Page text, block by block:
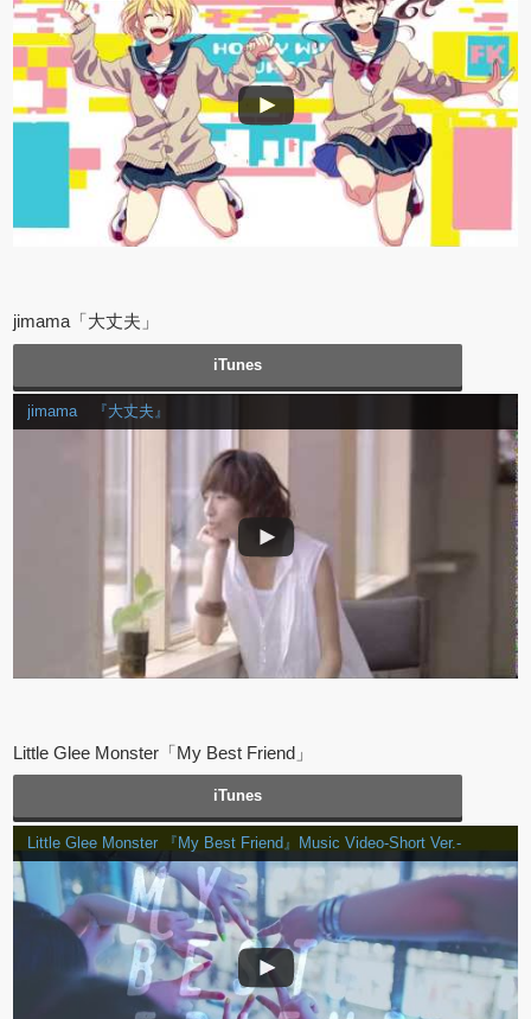
jimama「大丈夫」
iTunes
jimama 『大丈夫』
Little Glee Monster「My Best Friend」
iTunes
Little Glee Monster 『My Best Friend』Music Video-Short Ver.-